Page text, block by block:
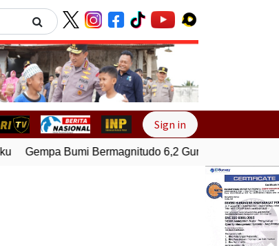
Next
Sign in
Gempa Bumi Bermagnitudo 6,2 Guncang Supiori,